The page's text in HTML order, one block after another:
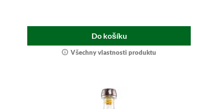
Do košíku
Všechny vlastnosti produktu